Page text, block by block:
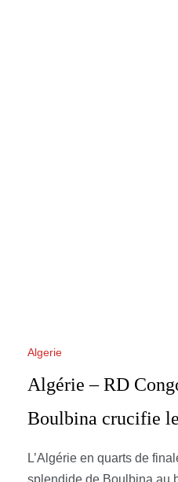
Algerie
Algérie – RD
Boulbina crucifie
L’Algérie en quarts de
splendide de Boulbina au